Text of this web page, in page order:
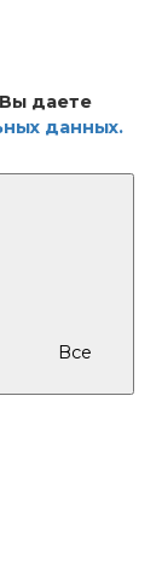
даете
данных.
Все